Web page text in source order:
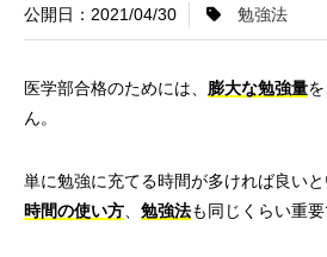
2021/04/30 勉強法
医学部合格のためには、 膨大な勉強量
ん。
単に勉強に充てる時間が多ければ良い
時間の使い方
勉強法も同じくらい重要